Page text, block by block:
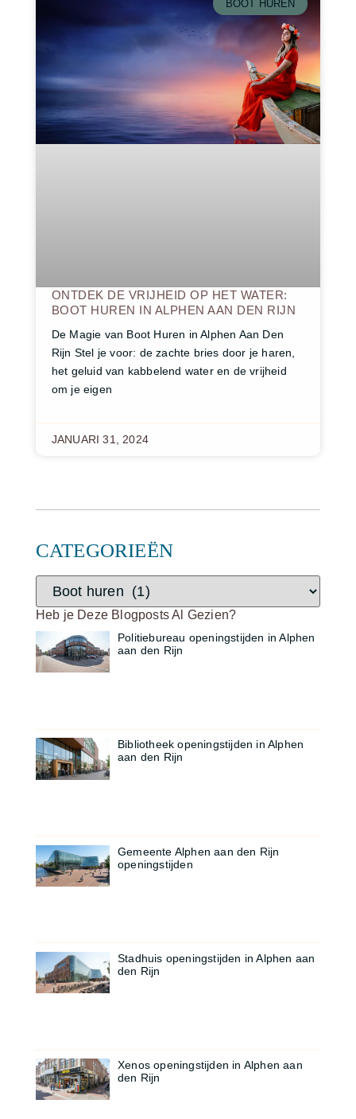
CATEGORIEËN
Heb je Deze Blogposts Al Gezien?
Politiebureau openingstijden in Alphen
aan den Rijn
Bibliotheek openingstijden in Alphen
aan den Rijn
Gemeente Alphen aan den Rijn
openingstijden
Stadhuis openingstijden in Alphen aan
den Rijn
Xenos openingstijden in Alphen aan
den Rijn
BOOT HUREN
ONTDEK DE VRIJHEID OP HET WATER:
BOOT HUREN IN ALPHEN AAN DEN RIJN
De Magie van Boot Huren in Alphen Aan Den
Rijn Stel je voor: de zachte bries door je haren,
het geluid van kabbelend water en de vrijheid
om je eigen
JANUARI 31, 2024